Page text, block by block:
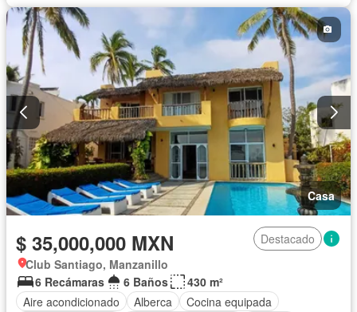
Casa
$ 35,000,000 MXN
Destacado
Club Santiago, Manzanillo
6 Recámaras
6 Baños
430 m²
Aire acondicionado
Alberca
Cocina equipada